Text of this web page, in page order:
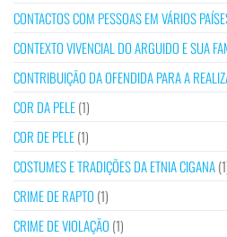
CONTACTOS COM PESSOAS EM VÁRIOS
CONTEXTO VIVENCIAL DO ARGUIDO E SUA
CONTRIBUIÇÃO DA OFENDIDA PARA A
COR DA PELE(1)
COR DE PELE(1)
COSTUMES E TRADIÇÕES DA ETNIA CIGANA
CRIME DE RAPTO (1)
CRIME DE VIOLAÇÃO (1)